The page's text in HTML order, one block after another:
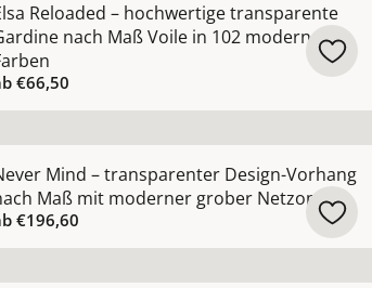
Reloaded – hochwertige transparente
nach Maß Voile in 102 modernen
€66,50
Mind – transparenter Design-Vorhang
Maß mit moderner grober Netzoptik
€196,60